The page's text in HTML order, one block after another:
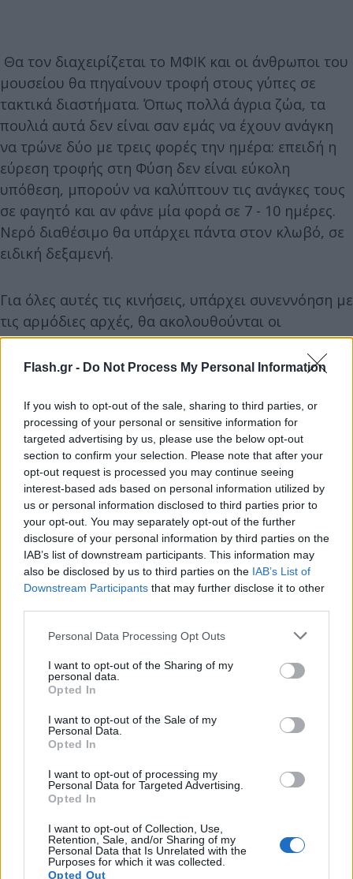
Flash.gr - Do Not Process My Personal Information
If you wish to opt-out of the sale, sharing to third parties, or
processing of your personal or sensitive information for
targeted advertising by us, please use the below opt-out
section to confirm your selection. Please note that after your
opt-out request is processed you may continue seeing
interest-based ads based on personal information utilized by
us or personal information disclosed to third parties prior to
your opt-out. You may separately opt-out of the further
disclosure of your personal information by third parties on the
IAB’s list of downstream participants. This information may
also be disclosed by us to third parties on the IAB’s List of
Downstream Participants that may further disclose it to other
Please note that this website/app uses one or more Google
not limited to your visit or usage behaviour. You may click to
grant or deny consent to Google and its third-party tags to
use your data for below specified purposes in below Google
consent section.
Personal Data Processing Opt Outs
I want to opt-out of the Sharing of my
personal data.
Opted In
I want to opt-out of the Sale of my
Personal Data.
Opted In
I want to opt-out of processing my
Personal Data for Targeted Advertising.
Opted In
I want to opt-out of Collection, Use,
Retention, Sale, and/or Sharing of my
Personal Data that Is Unrelated with the
Purposes for which it was collected.
Opted Out
Θα τον διαχειρίζεται το ΜΦΙΚ και οι άνθρωποι του
μουσείου θα πηγαίνουν τροφή στους γύπες σε
τακτικά διαστήματα. Όπως πολλά άγρια ζώα, τα
πουλιά αυτά δεν είναι σαν εμάς να έχουν ανάγκη
να τρώνε δύο με τρεις φορές την ημέρα: επειδή η
εύρεση τροφής στη Φύση δεν είναι εύκολη
υπόθεση, μπορούν να καλύπτουν τις ανάγκες τους
σε φαγητό και αν φάνε μία φορά σε 7 - 10 ημέρες.
Νερό διαθέσιμο θα υπάρχει πάντα στον κλωβό, σε
ειδική δεξαμενή.
Για όλες αυτές τις κινήσεις, υπάρχει συνεννόηση με
τις αρμόδιες αρχές, θα ακολουθούνται οι
κατευθύνσεις της Κτηνιατρικής Υπηρεσίας, ενώ οι
επιστήμονες συνεργάζονται και με βοσκούς.
Ο κ. Καλτσής επισημαίνει πως η νομοθεσία
προβλέπει όλα τα παραπάνω για λόγους
διατήρησης των πληθυσμών των αρπακτικών και
των γυπών. Υπάρχουν, δηλαδή, σημεία και στην
Κρήτη, κυρίως σε ορεινές και προστατευόμενες
περιοχές, όπου επιτρέπεται να τοποθετούνται
νεκρά ζώα, με συγκεκριμένα πρωτόκολλα, ώστε να
τρέφονται οι γύπες.
αναζητήσουν μόνοι τους τροφή, η δράση έχει
υποβοηθητικό χαρακτήρα, σε καμία περίπτωση οι
γύπες δεν είναι… οικόσιτα ζώα.
Ο κλωβός λειτουργεί, λοιπόν, για την ενδυνάμωσή
εξαντλημένοι, μέχρι να αποκατασταθεί πλήρως η
υγεία τους, ακόμα και όταν επιστρέφουν από ένα
κέντρο περίθαλψης, πριν την απελευθέρωσή τους
στο φυσικό τους περιβάλλον.